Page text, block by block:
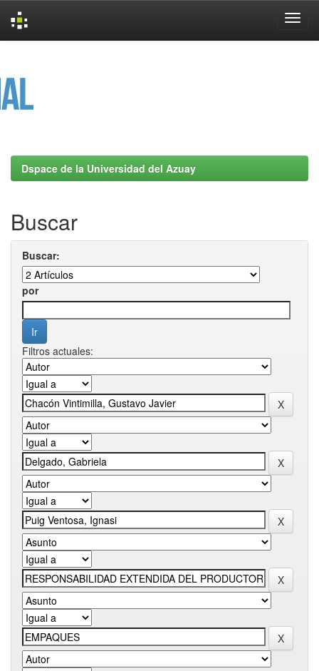
Dspace de la Universidad del Azuay
Buscar
Buscar:
por
Filtros actuales: